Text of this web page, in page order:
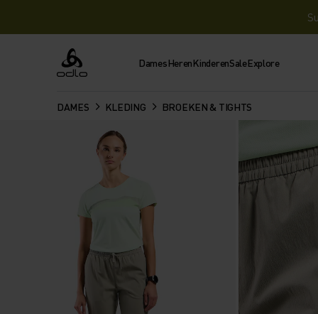
Odlo DamesHerenKinderenSaleExplore
DAMES KLEDING BROEKEN & TIGHTS